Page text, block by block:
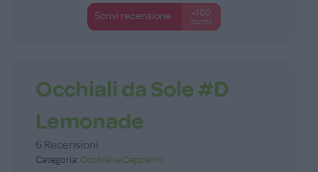
Scrivi recensione
+100
punti
Occhiali da Sole #D
Lemonade
6 Recensioni
Categoria: Occhiali e Cappellini